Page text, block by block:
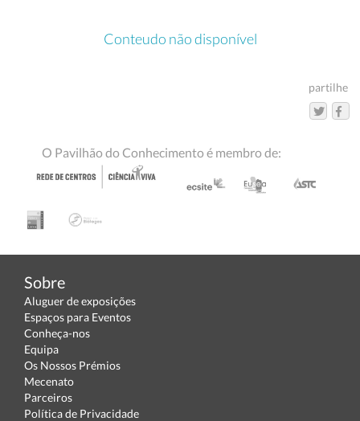
Conteudo não disponível
partilhe
O Pavilhão do Conhecimento é membro de:
Sobre
Aluguer de exposições
Espaços para Eventos
Conheça-nos
Equipa
Os Nossos Prémios
Mecenato
Parceiros
Política de Privacidade